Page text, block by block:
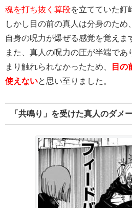
魂を打ち抜く算段を立てていた釘
しかし目の前の真人は分身のた
自身の呪力が爆ぜる感覚を覚えま
また、真人の呪力の圧が半端であ
まり触れられなかったため、
目の
使えないと思い至りました。
「共鳴り」を受けた真人のダメ